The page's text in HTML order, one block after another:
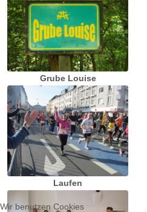
Grube Louise
Laufen
Wir benutzen Cookies